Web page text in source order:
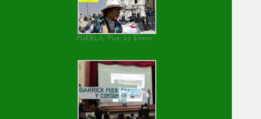
PUEBLA, Pue, 27 Enero